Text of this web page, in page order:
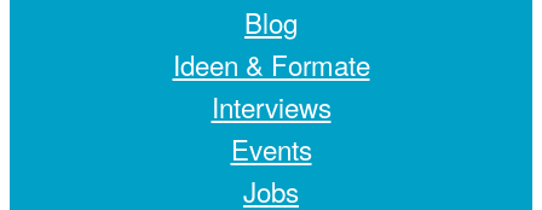
Blog
Ideen & Formate
Interviews
Events
Jobs